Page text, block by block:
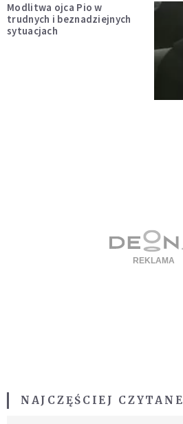
Modlitwa ojca Pio w
trudnych i beznadziejnych
sytuacjach
NAJCZĘŚCIEJ CZYTANE